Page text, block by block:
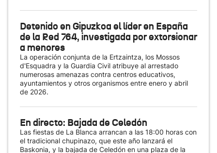
Detenido en Gipuzkoa el líder en España
de la Red 764, investigada por extorsionar
a menores
La operación conjunta de la Ertzaintza, los Mossos
d'Esquadra y la Guardia Civil atribuye al arrestado
numerosas amenazas contra centros educativos,
ayuntamientos y otros organismos entre enero y abril
de 2026.
En directo: Bajada de Celedón
Las fiestas de La Blanca arrancan a las 18:00 horas con
el tradicional chupinazo, que este año lanzará el
Baskonia, y la bajada de Celedón en una plaza de la